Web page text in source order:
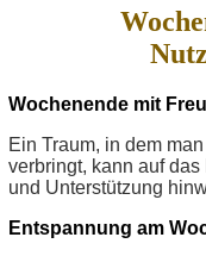
Wochenende mit
Ein Traum, in dem
verbringt, kann auf
und Unterstützung
Entspannung am